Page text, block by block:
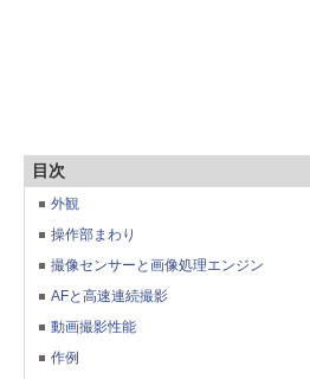
目次
外観
操作部まわり
撮像センサーと画像処理エンジン
AFと高速連続撮影
動画撮影性能
作例